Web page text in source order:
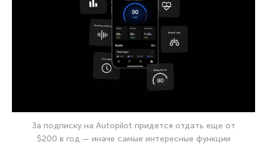
За подписку на Autopilot придется отдать еще от
$200 в год — иначе самые интересные функции